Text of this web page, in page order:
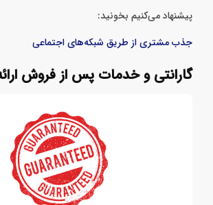
زیادی مشتری به سمت کسب‌وکار شما روونه میشه.
پیشنهاد می‌کنیم بخونید:
جذب مشتری از طریق شبکه‌های اجتماعی